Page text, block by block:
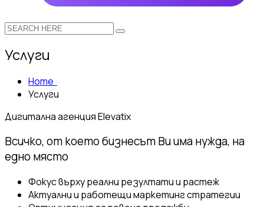
Услуги
Home
Услуги
Дигитална агенцияElevatix
Всичко, от което бизнесът Ви има нужда, на
едно място
Фокус върху реални резултати и растеж
Актуални и работещи маркетинг стратегии